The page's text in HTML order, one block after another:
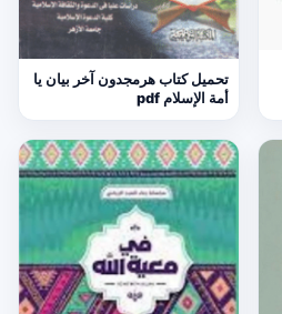
تحميل كتاب هرمجدون آخر بيان يا
أمة الإسلام pdf